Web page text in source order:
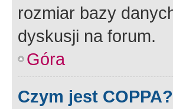
rozmiar bazy
dyskusji na forum.
Góra
Czym jest COPPA?